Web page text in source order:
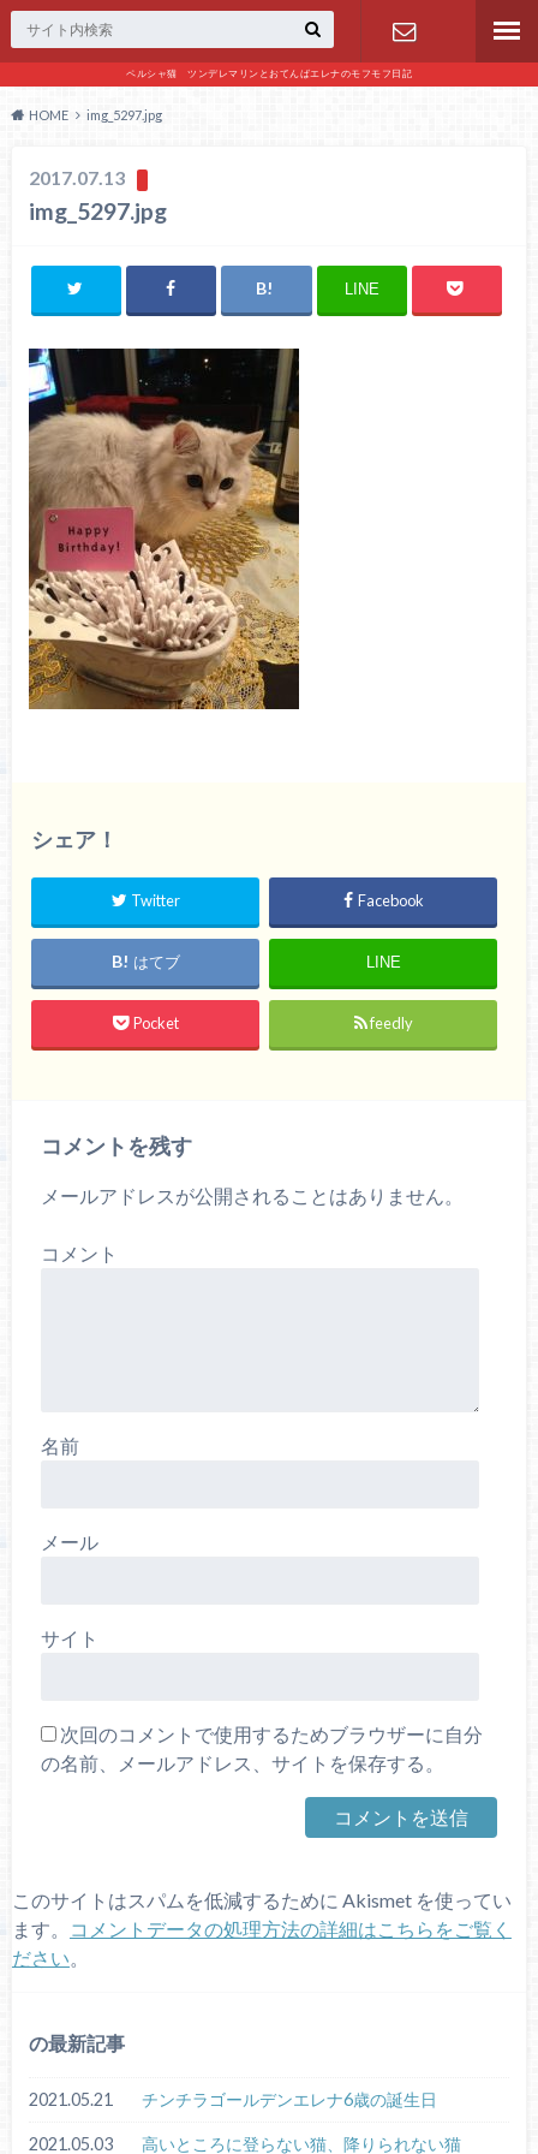
ペルシャ猫 ツンデレマリンとおてんばエレナのモフモフ日記
お問い合わ
HOME img_5297.jpg
2017.07.13
img_5297.jpg
LINE
シェア！
Twitter Facebook
はてブ LINE
Pocket feedly
コメントを残す
メールアドレスが公開されることはありません。
コメント
名前
メール
サイト
次回のコメントで使用するためブラウザーに自分
の名前、メールアドレス、サイトを保存する。
このサイトはスパムを低減するために Akismet を使ってい
ます。
コメントデータの処理方法の詳細はこちらをご覧く
ださい
の最新記事
2021.05.21 チンチラゴールデンエレナ6歳の誕生日
2021.05.03 高いところに登らない猫、降りられない猫